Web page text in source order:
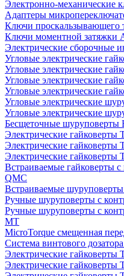
Электронно-механические
Адаптеры
Ключи проскальзывающего
Ключи моментной затяжки
Электрические сборочные
Угловые электрические
Угловые электрические
Угловые электрические
Угловые электрические
Угловые электрические
Угловые электрические
Бесщеточные шуруповерты
Электрические гайковерты
Электрические гайковерты
Электрические гайковерты
Встраиваемые гайковерты
QMC
Встраиваемые
Ручные шуруповерты с
Ручные шуруповерты с
MT
MicroTorque смещенная
Система винтового
Электрические гайковерты
Электрические гайковерты